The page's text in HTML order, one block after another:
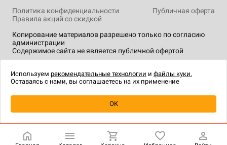
Копирование материалов разрешено только по согласию
администрации
Содержимое сайта не является публичной офертой
Политика конфиденциальности
Публичная оферта
Правила акций со скидкой
технологии .
Используем рекомендательные технологии и файлы куки.
Оставаясь с нами, вы соглашаетесь на их применение
OK